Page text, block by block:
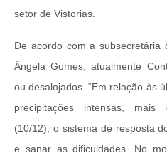
setor de Vistorias.
De acordo com a subsecretária
Ângela Gomes, atualmente
ou desalojados. “Em relação às
precipitações intensas, mais
(10/12), o sistema de resposta
e sanar as dificuldades. No